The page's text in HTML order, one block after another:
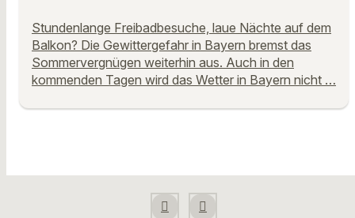
Stundenlange Freibadbesuche, laue Nächte auf dem
Balkon? Die Gewittergefahr in Bayern bremst das
Sommervergnügen weiterhin aus. Auch in den
kommenden Tagen wird das Wetter in Bayern nicht …